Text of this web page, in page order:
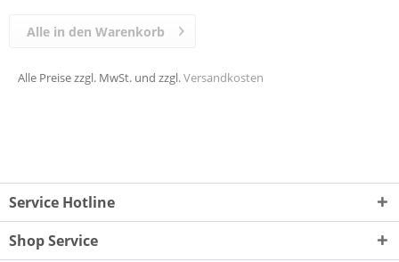
Alle Preise zzgl. MwSt. und zzgl.Versandkosten
Alle in den Warenkorb
Service Hotline
Shop Service